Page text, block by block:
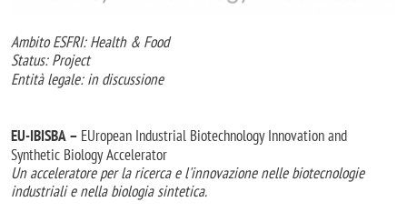
Ambito ESFRI: Health & Food
Status: Project
Entità legale: in discussione
EU-IBISBA – EUropean Industrial Biotechnology Innovation and
Synthetic Biology Accelerator
Un acceleratore per la ricerca e l'innovazione nelle biotecnologie
industriali e nella biologia sintetica.